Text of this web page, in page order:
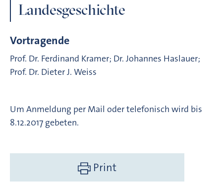
Landesgeschichte
Vortragende
Prof. Dr. Ferdinand Kramer; Dr. Johannes Haslauer;
Prof. Dr. Dieter J. Weiss
Um Anmeldung per Mail oder telefonisch wird bis
8.12.2017 gebeten.
Print